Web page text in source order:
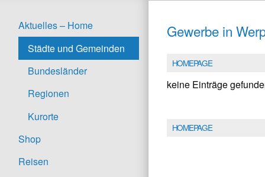
Aktuelles – Home
Städte und Gemeinden
Bundesländer
Regionen
Kurorte
Shop
Reisen
Gewerbe in
HOMEPAGE
keine Einträge
HOMEPAGE